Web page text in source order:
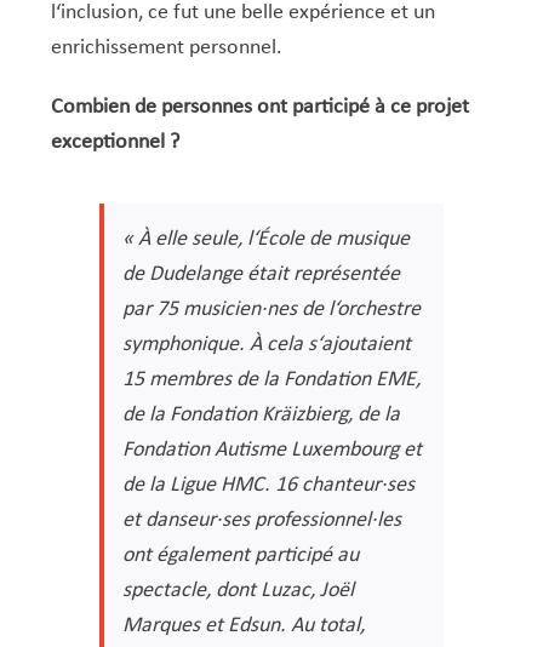
l‘inclusion, ce fut une belle expérience et un
enrichissement personnel.
Combien de personnes ont participé à ce projet
exceptionnel ?
« À elle seule, l‘École de musique
de Dudelange était représentée
par 75 musicien·nes de l‘orchestre
symphonique. À cela s‘ajoutaient
15 membres de la Fondation EME,
de la Fondation Kräizbierg, de la
Fondation Autisme Luxembourg et
de la Ligue HMC. 16 chanteur·ses
et danseur·ses professionnel·les
ont également participé au
spectacle, dont Luzac, Joël
Marques et Edsun. Au total,